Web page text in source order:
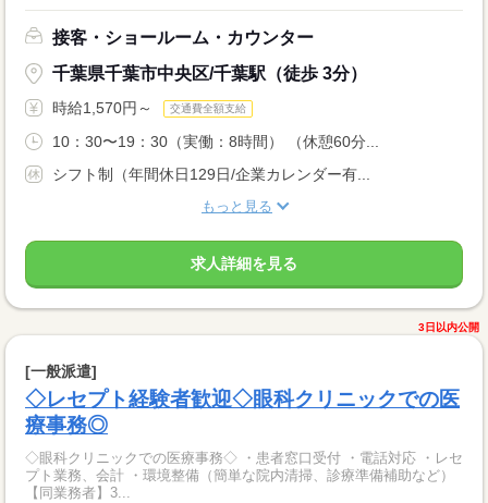
接客・ショールーム・カウンター
千葉県千葉市中央区/千葉駅（徒歩 3分）
時給1,570円～ 交通費全額支給
10：30〜19：30（実働：8時間） （休憩60分...
シフト制（年間休日129日/企業カレンダー有...
もっと見る
求人詳細を見る
3日以内公開
[一般派遣]
◇レセプト経験者歓迎◇眼科クリニックでの医
療事務◎
◇眼科クリニックでの医療事務◇ ・患者窓口受付 ・電話対応 ・レセ
プト業務、会計 ・環境整備（簡単な院内清掃、診療準備補助など）
【同業務者】3...